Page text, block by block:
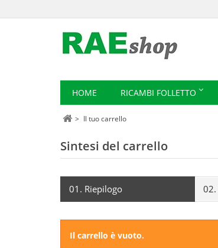
HOME RICAMBI FOLLETTO
> Il tuo carrello
Sintesi del carrello
01. Riepilogo 02.
Il carrello è vuoto.